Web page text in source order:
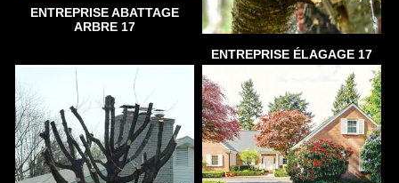
ENTREPRISE ABATTAGE
ARBRE 17
ENTREPRISE ÉLAGAGE 17